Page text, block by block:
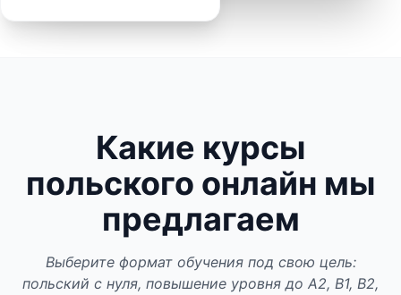
Какие курсы
польского онлайн мы
предлагаем
Выберите формат обучения под свою цель:
польский с нуля, повышение уровня до A2, B1, B2,